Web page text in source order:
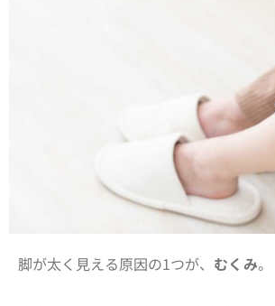
脚が太く見える原因の1つが、 むくみ。